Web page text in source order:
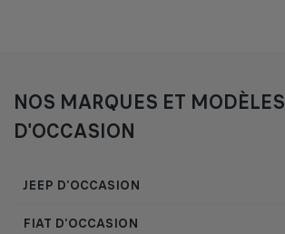
NOS MARQUES ET MODÈLES
D'OCCASION
JEEP D'OCCASION
FIAT D'OCCASION